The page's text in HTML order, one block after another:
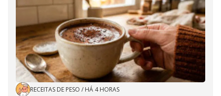
RECEITAS DE PESO / HÁ 4 HORAS